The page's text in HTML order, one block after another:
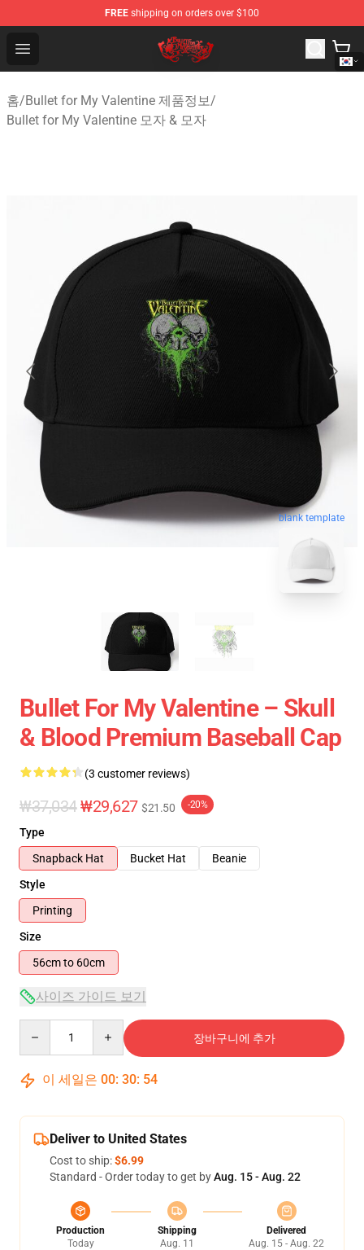
FREE shipping on orders over $100
Open menu
Bullet for My Valentine Store - Official Bullet for My
홈/Bullet for My Valentine 제품정보/
Bullet for My Valentine 모자 & 모자
blank template
Bullet For My Valentine – Skull
& Blood Premium Baseball Cap
(3 customer reviews)
₩37,034₩29,627 $21.50 -20%
Type
Snapback Hat
Bucket Hat
Beanie
Style
Printing
Size
56cm to 60cm
사이즈 가이드 보기
장바구니에 추가
이 세일은 00: 30: 54
Deliver to United States
Cost to ship:$6.99
Standard - Order today to get byAug. 15 - Aug. 22
Production
Today
Shipping
Aug. 11
Delivered
Aug. 15 - Aug. 22